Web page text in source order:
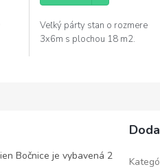
Veľký párty stan o rozmere
3x6m s plochou 18 m2.
Bočnice je vybavená 2